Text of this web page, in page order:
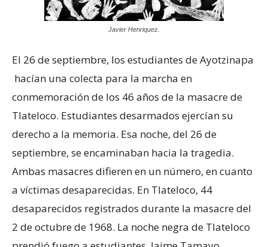
Javier Henriquez.
El 26 de septiembre, los estudiantes de Ayotzinapa
hacían una colecta para la marcha en
conmemoración de los 46 años de la masacre de
Tlateloco. Estudiantes desarmados ejercían su
derecho a la memoria. Esa noche, del 26 de
septiembre, se encaminaban hacia la tragedia.
Ambas masacres difieren en un número, en cuanto
a víctimas desaparecidas. En Tlateloco, 44
desaparecidos registrados durante la masacre del
2 de octubre de 1968. La noche negra de Tlateloco